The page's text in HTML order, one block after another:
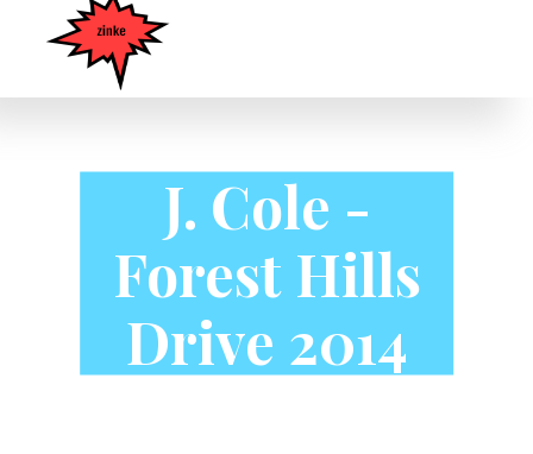
J. Cole -
Forest Hills
Drive 2014